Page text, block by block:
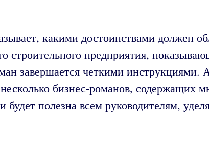
какими достоинствами должен
строительного предприятия,
завершается четкими инструкциями.
бизнес-романов, содержащих
и будет полезна всем руководителям,